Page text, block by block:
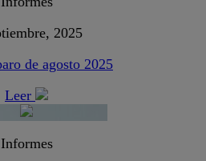
2025
de agosto 2025
Leer
Informes